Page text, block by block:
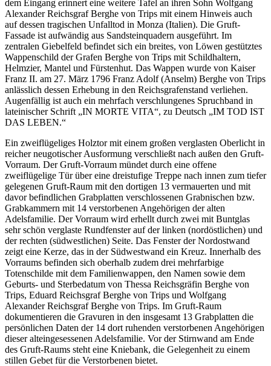
dem Eingang erinnert eine weitere Tafel an ihren Sohn Wolfgang
Alexander Reichsgraf Berghe von Trips mit einem Hinweis auch
auf dessen tragischen Unfalltod in Monza (Italien). Die Gruft-
Fassade ist aufwändig aus Sandsteinquadern ausgeführt. Im
zentralen Giebelfeld befindet sich ein breites, von Löwen gestütztes
Wappenschild der Grafen Berghe von Trips mit Schildhaltern,
Helmzier, Mantel und Fürstenhut. Das Wappen wurde von Kaiser
Franz II. am 27. März 1796 Franz Adolf (Anselm) Berghe von Trips
anlässlich dessen Erhebung in den Reichsgrafenstand verliehen.
Augenfällig ist auch ein mehrfach verschlungenes Spruchband in
lateinischer Schrift „IN MORTE VITA“, zu Deutsch „IM TOD IST
DAS LEBEN.“
Ein zweiflügeliges Holztor mit einem großen verglasten Oberlicht in
reicher neugotischer Ausformung verschließt nach außen den Gruft-
Vorraum. Der Gruft-Vorraum mündet durch eine offene
zweiflügelige Tür über eine dreistufige Treppe nach innen zum tiefer
gelegenen Gruft-Raum mit den dortigen 13 vermauerten und mit
davor befindlichen Grabplatten verschlossenen Grabnischen bzw.
Grabkammern mit 14 verstorbenen Angehörigen der alten
Adelsfamilie. Der Vorraum wird erhellt durch zwei mit Buntglas
sehr schön verglaste Rundfenster auf der linken (nordöstlichen) und
der rechten (südwestlichen) Seite. Das Fenster der Nordostwand
zeigt eine Kerze, das in der Südwestwand ein Kreuz. Innerhalb des
Vorraums befinden sich oberhalb zudem drei mehrfarbige
Totenschilde mit dem Familienwappen, den Namen sowie dem
Geburts- und Sterbedatum von Thessa Reichsgräfin Berghe von
Trips, Eduard Reichsgraf Berghe von Trips und Wolfgang
Alexander Reichsgraf Berghe von Trips. Im Gruft-Raum
dokumentieren die Gravuren in den insgesamt 13 Grabplatten die
persönlichen Daten der 14 dort ruhenden verstorbenen Angehörigen
dieser alteingesessenen Adelsfamilie. Vor der Stirnwand am Ende
des Gruft-Raums steht eine Kniebank, die Gelegenheit zu einem
stillen Gebet für die Verstorbenen bietet.